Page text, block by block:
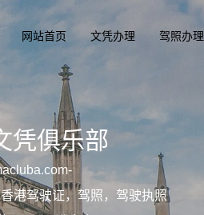
网站首页 文凭办理 驾照办理
凭俱乐部
一